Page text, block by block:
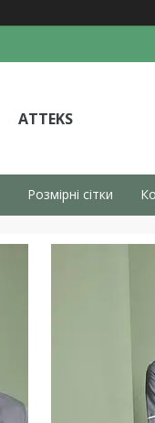
ATTEKS
Розмірні сітки